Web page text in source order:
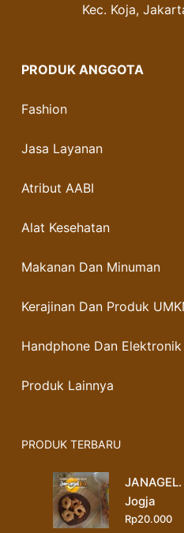
Kec. Koja,
PRODUK ANGGOTA
Fashion
Jasa Layanan
Atribut AABI
Alat Kesehatan
Makanan Dan Minuman
Kerajinan Dan Produk
Handphone Dan
Produk Lainnya
PRODUK TERBARU
Jogja
Rp20.000